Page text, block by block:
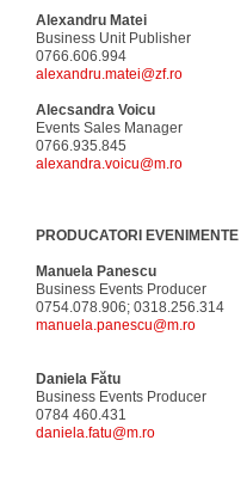
Alexandru Matei
Business Unit Publisher
0766.606.994
alexandru.matei@zf.ro
Alecsandra Voicu
Events Sales Manager
0766.935.845
alexandra.voicu@m.ro
PRODUCATORI EVENIMENTE
Manuela Panescu
Business Events Producer
0754.078.906; 0318.256.314
manuela.panescu@m.ro
Daniela Fătu
Business Events Producer
0784 460.431
daniela.fatu@m.ro